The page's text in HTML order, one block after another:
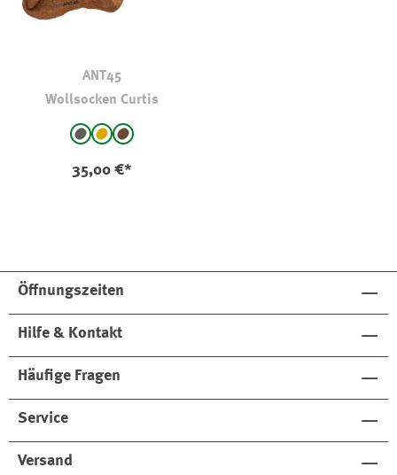
ANT45
Wollsocken Curtis
auswählen
anthrazit
(Diese Option ist zurzeit nicht verfügbar.)
hellbraun-camel
braun
(Diese Option ist zurzeit nicht verfügbar.)
35,00 €*
Öffnungszeiten
Hilfe & Kontakt
Häufige Fragen
Service
Versand